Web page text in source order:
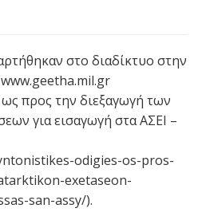
στο διαδίκτυο στην
ως προς την διεξαγωγή των
για εισαγωγή στα ΑΣΕΙ –
odigies-os-pros-
exetaseon-
san-assy/).